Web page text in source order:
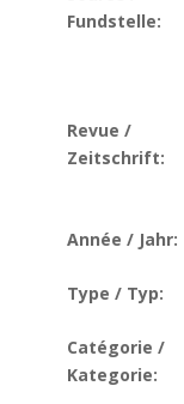
Fundstelle:
Revue /
Zeitschrift:
Année / Jahr:
Type / Typ:
Catégorie /
Kategorie: